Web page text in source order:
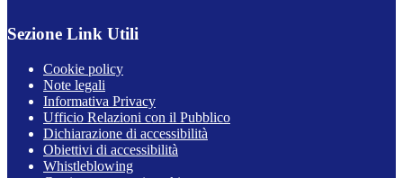
Sezione Link Utili
Cookie policy
Note legali
Informativa Privacy
Ufficio Relazioni con il Pubblico
Dichiarazione di accessibilità
Obiettivi di accessibilità
Whistleblowing